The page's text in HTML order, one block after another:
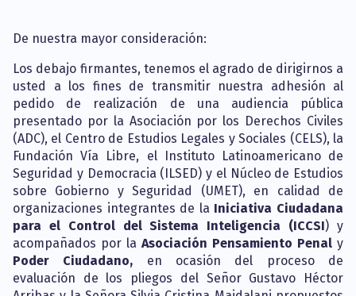
De nuestra mayor consideración:
Los debajo firmantes, tenemos el agrado de dirigirnos a
usted a los fines de transmitir nuestra adhesión al
pedido de realización de una audiencia pública
presentado por la Asociación por los Derechos Civiles
(ADC), el Centro de Estudios Legales y Sociales (CELS), la
Fundación Vía Libre, el Instituto Latinoamericano de
Seguridad y Democracia (ILSED) y el Núcleo de Estudios
sobre Gobierno y Seguridad (UMET), en calidad de
organizaciones integrantes de la Iniciativa Ciudadana
para el Control del Sistema Inteligencia (ICCSI) y
acompañados por la Asociación Pensamiento Penal y
Poder Ciudadano, en ocasión del proceso de
evaluación de los pliegos del Señor Gustavo Héctor